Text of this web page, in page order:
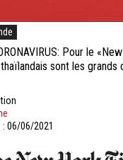
Pour le
sont les grands
06/06/2021